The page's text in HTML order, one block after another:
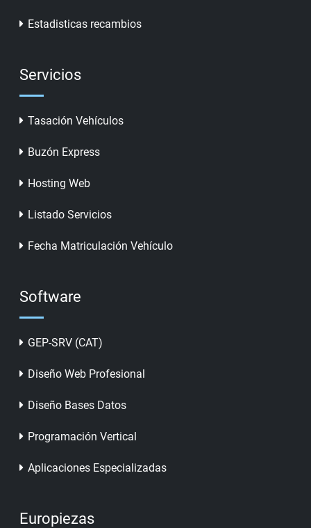
Estadisticas recambios
Servicios
Tasación Vehículos
Buzón Express
Hosting Web
Listado Servicios
Fecha Matriculación Vehículo
Software
GEP-SRV (CAT)
Diseño Web Profesional
Diseño Bases Datos
Programación Vertical
Aplicaciones Especializadas
Europiezas